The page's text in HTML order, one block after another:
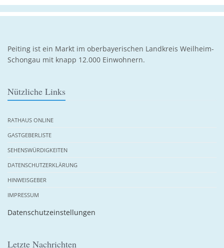
Peiting ist ein Markt im oberbayerischen Landkreis Weilheim-
Schongau mit knapp 12.000 Einwohnern.
Nützliche Links
RATHAUS ONLINE
GASTGEBERLISTE
SEHENSWÜRDIGKEITEN
DATENSCHUTZERKLÄRUNG
HINWEISGEBER
IMPRESSUM
Datenschutzeinstellungen
Letzte Nachrichten